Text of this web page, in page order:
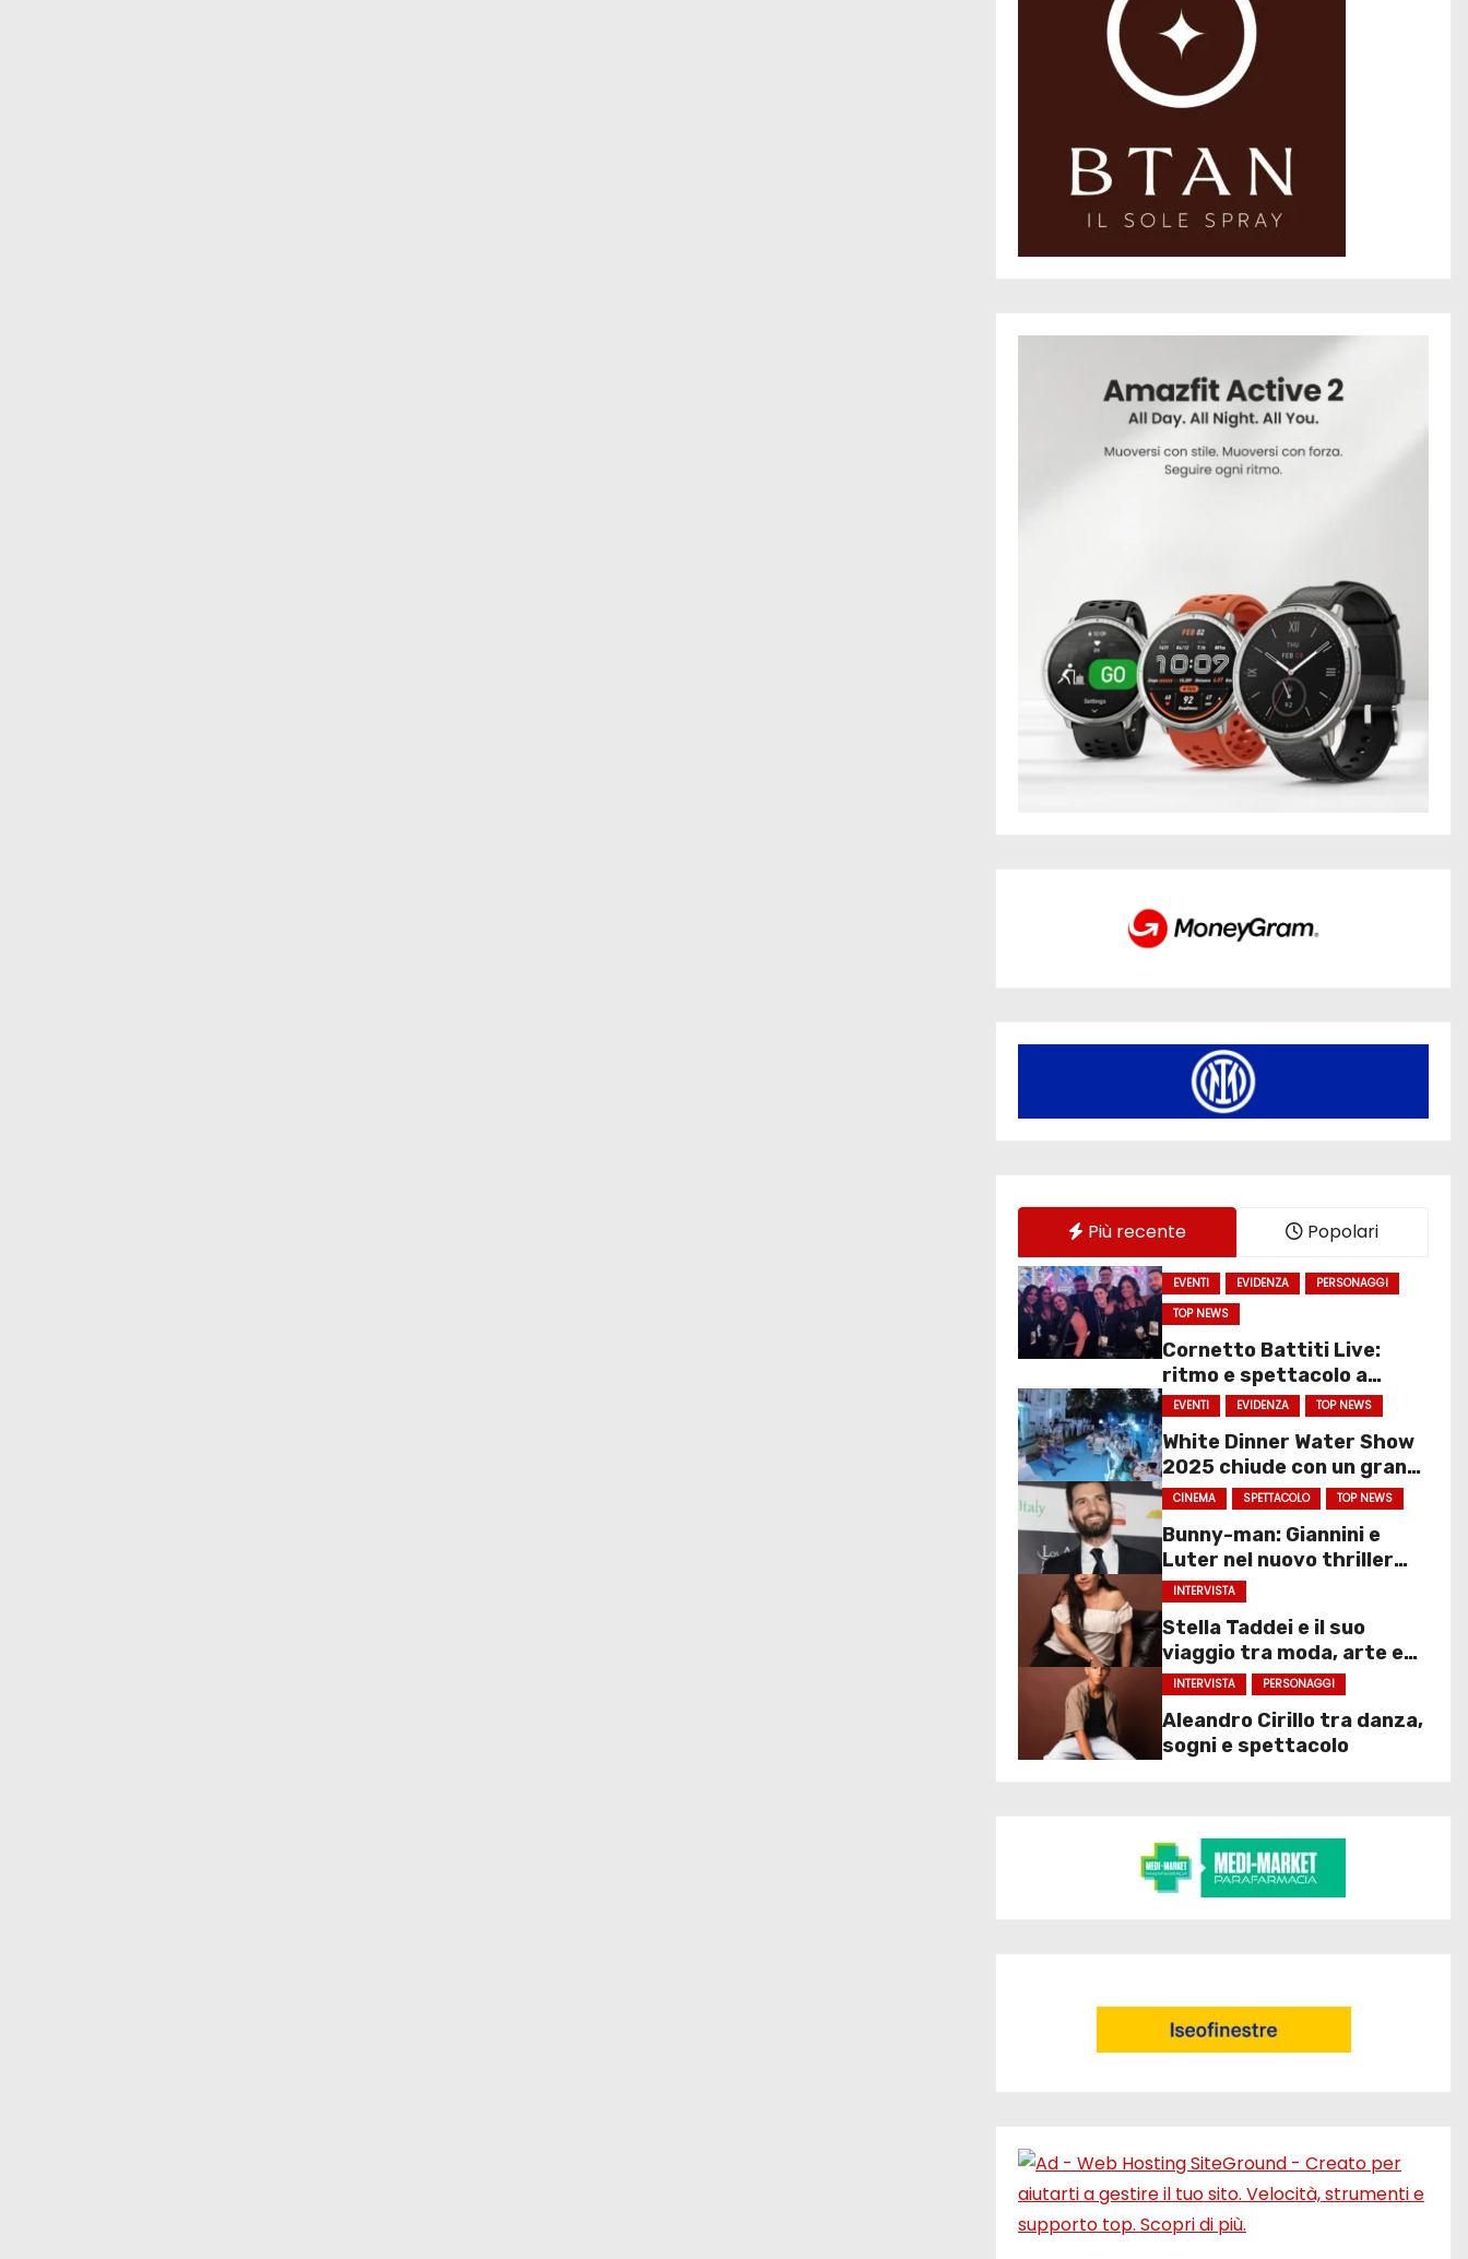
Più recente Popolari
EVENTI EVIDENZA
PERSONAGGI
TOP NEWS
Cornetto Battiti Live:
ritmo e spettacolo a
Molfetta
EVENTI EVIDENZA TOP NEWS
White Dinner Water Show
2025 chiude con un gran
finale
CINEMA SPETTACOLO TOP NEWS
Bunny-man: Giannini e
Luter nel nuovo thriller
sociale
INTERVISTA
Stella Taddei e il suo
viaggio tra moda, arte e
spettacolo
INTERVISTA PERSONAGGI
Aleandro Cirillo tra danza,
sogni e spettacolo